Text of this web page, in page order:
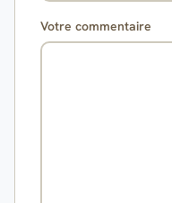
Votre commentaire